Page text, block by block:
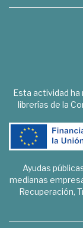
Esta actividad ha
librerías de la
Ayudas
medianas
Recuperación,